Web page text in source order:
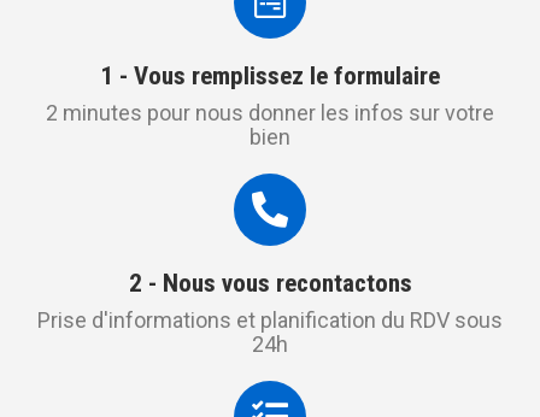
1 - Vous remplissez le formulaire
2 minutes pour nous donner les infos sur votre
bien
2 - Nous vous recontactons
Prise d'informations et planification du RDV sous
24h